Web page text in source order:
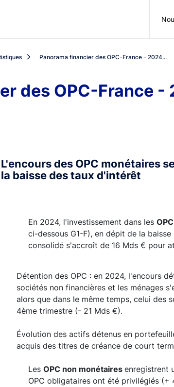
Panorama financier des OPC-France - 2024...
des OPC-France -
L'encours des OPC monétaires
la baisse des taux d'intérêt
En 2024, l'investissement dans les
ci-dessous G1-F), en dépit de la
consolidé s'accroît de 16 Mds € pour
Détention des OPC : en 2024, l'encours
sociétés non financières et les ménages
alors que dans le même temps, celui des
4ème trimestre (- 21 Mds €).
Évolution des actifs détenus en
acquis des titres de créance de court
Les OPC non monétaires enregistrent
OPC obligataires ont été privilégiés